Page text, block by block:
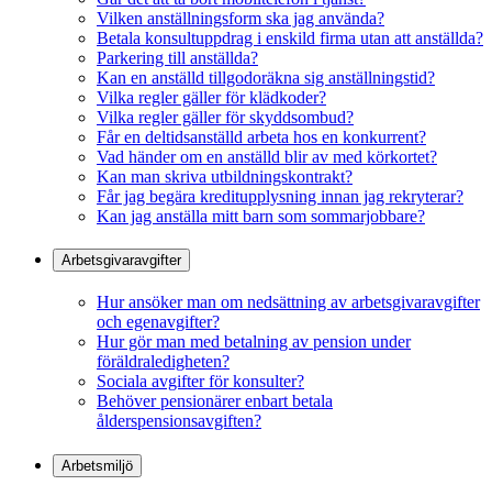
Vilken anställningsform ska jag använda?
Betala konsultuppdrag i enskild firma utan att anställda?
Parkering till anställda?
Kan en anställd tillgodoräkna sig anställningstid?
Vilka regler gäller för klädkoder?
Vilka regler gäller för skyddsombud?
Får en deltidsanställd arbeta hos en konkurrent?
Vad händer om en anställd blir av med körkortet?
Kan man skriva utbildningskontrakt?
Får jag begära kreditupplysning innan jag rekryterar?
Kan jag anställa mitt barn som sommarjobbare?
Arbetsgivaravgifter
Hur ansöker man om nedsättning av arbetsgivaravgifter
och egenavgifter?
Hur gör man med betalning av pension under
föräldraledigheten?
Sociala avgifter för konsulter?
Behöver pensionärer enbart betala
ålderspensionsavgiften?
Arbetsmiljö